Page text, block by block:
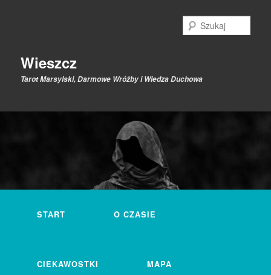
Wieszcz
Tarot Marsylski, Darmowe Wróżby i Wiedza Duchowa
START O CZASIE
CIEKAWOSTKI MAPA